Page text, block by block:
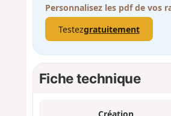
Personnalisez les pdf de vos
Testezgratuitement
Fiche technique
Création